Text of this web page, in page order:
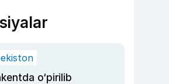
o‘pirilib